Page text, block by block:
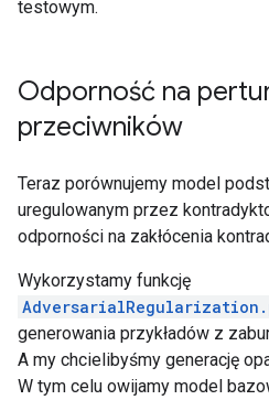
testowym.
Odporność na
przeciwników
Teraz porównujemy model
uregulowanym przez
odporności na zakłócenia
Wykorzystamy funkcję
generowania przykładów z
A my chcielibyśmy generację
W tym celu owijamy model